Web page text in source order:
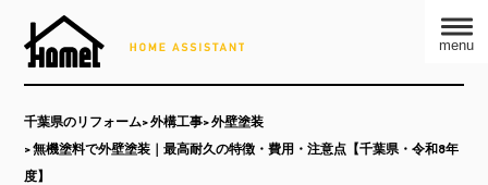
menu
千葉県のリフォーム 外構工事
外壁塗装
無機塗料で外壁塗装｜最高耐久の特徴・費用・注意点【千葉県・令和8年
度】